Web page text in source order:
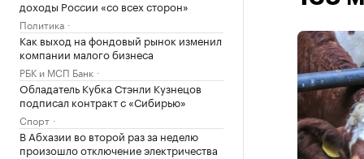
доходы России «со всех сторон»
Политика
Как выход на фондовый рынок изменил
компании малого бизнеса
РБК и МСП Банк
Обладатель Кубка Стэнли Кузнецов
подписал контракт с «Сибирью»
Спорт
В Абхазии во второй раз за неделю
произошло отключение электричества